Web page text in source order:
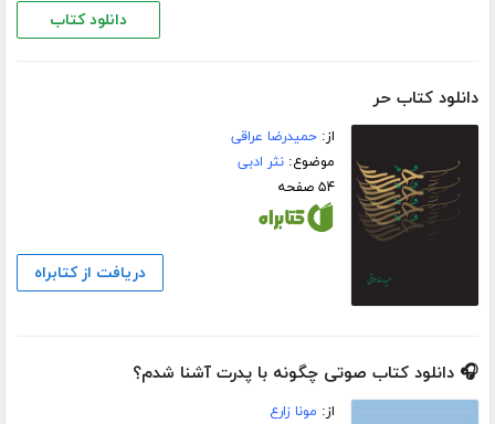
دانلود کتاب
دانلود کتاب حر
از:حمیدرضا عراقی
موضوع:نثر ادبی
۵۴ صفحه
دریافت از کتابراه
🎧 دانلود کتاب صوتی چگونه با پدرت آشنا شدم؟
از: مونا زارع